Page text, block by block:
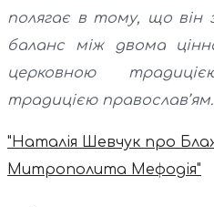
полягає в тому, що він
баланс між двома
церковною
традицією
"Наталія Шевчук про
Митрополита Мефодія"